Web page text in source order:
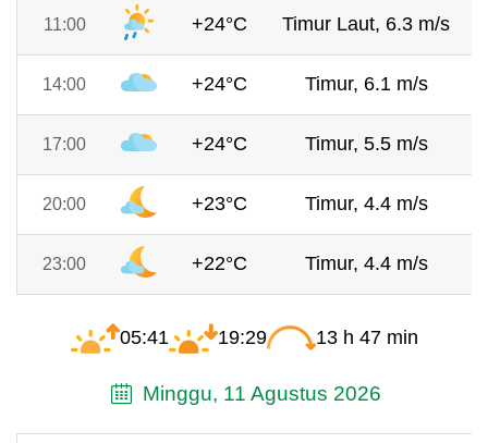
11:00 +24°C Timur Laut, 6.3 m/s
14:00 +24°C Timur, 6.1 m/s
17:00 +24°C Timur, 5.5 m/s
20:00 +23°C Timur, 4.4 m/s
23:00 +22°C Timur, 4.4 m/s
05:41 19:29 13 h 47 min
Minggu, 11 Agustus 2026